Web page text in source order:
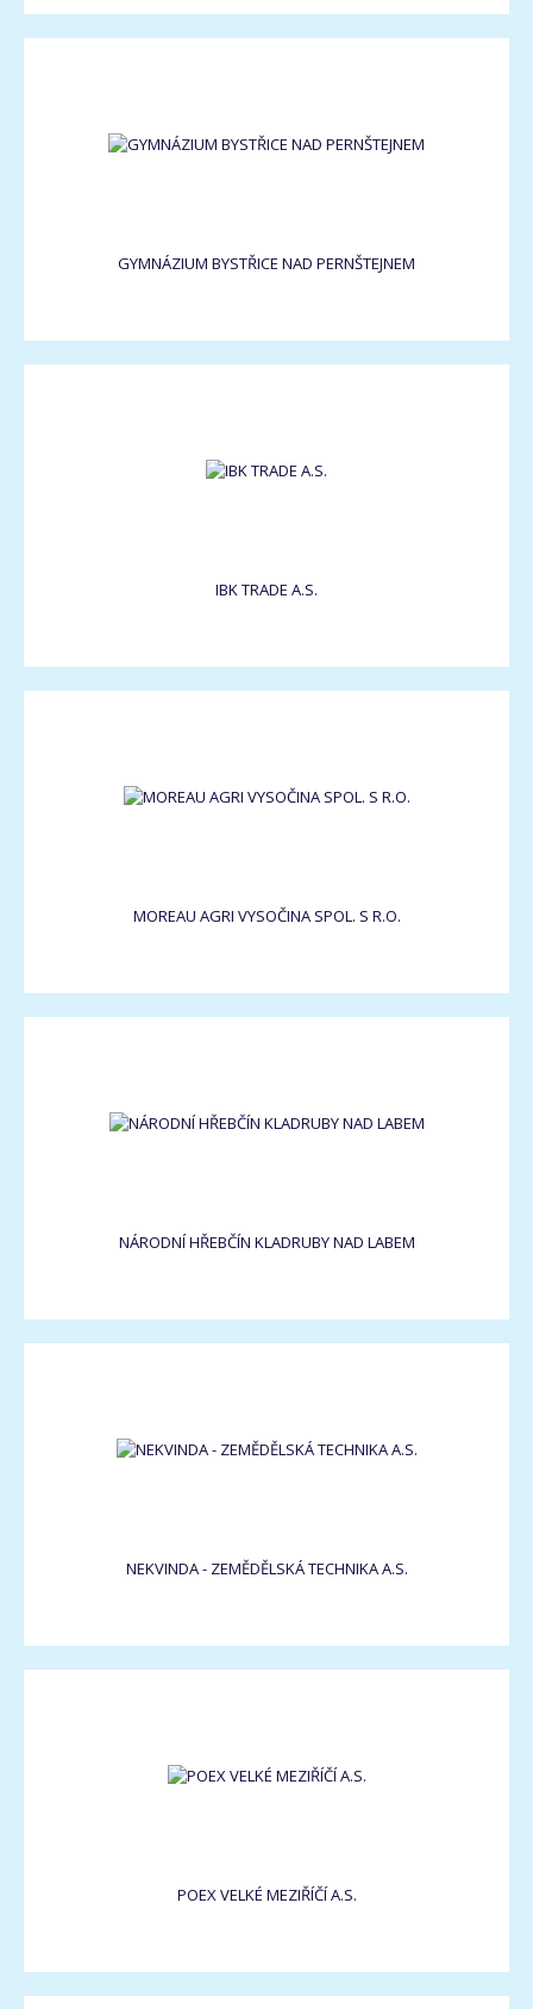
GYMNÁZIUM BYSTŘICE NAD PERNŠTEJNEM
IBK TRADE A.S.
MOREAU AGRI VYSOČINA SPOL. S R.O.
NÁRODNÍ HŘEBČÍN KLADRUBY NAD LABEM
NEKVINDA - ZEMĚDĚLSKÁ TECHNIKA A.S.
POEX VELKÉ MEZIŘÍČÍ A.S.